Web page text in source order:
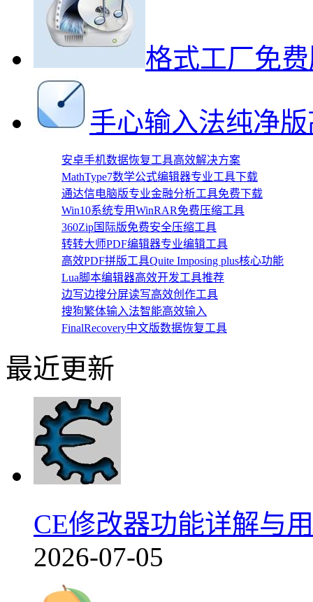
格式工厂免
手心输入法纯净
安卓手机数据恢复工具高效解决方案
MathType7数学公式编辑器专业工具下载
通达信电脑版专业金融分析工具免费下载
Win10系统专用WinRAR免费压缩工具
360Zip国际版免费安全压缩工具
转转大师PDF编辑器专业编辑工具
高效PDF拼版工具Quite Imposing plus核心功能
Lua脚本编辑器高效开发工具推荐
边写边搜分屏读写高效创作工具
搜狗繁体输入法智能高效输入
FinalRecovery中文版数据恢复工具
最近更新
CE修改器功能详解与
2026-07-05